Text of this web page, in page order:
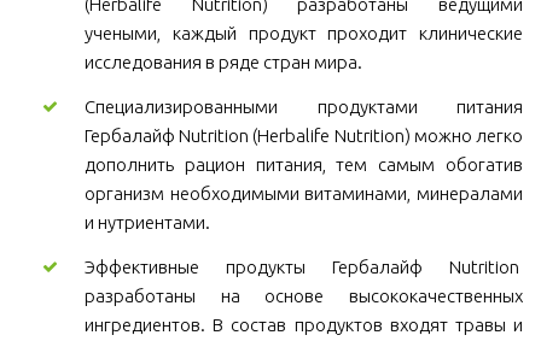
учеными, каждый продукт проходит клинические
исследования в ряде стран мира.
Специализированными продуктами питания
Гербалайф Nutrition (Herbalife Nutrition) можно легко
дополнить рацион питания, тем самым обогатив
организм необходимыми витаминами, минералами
и нутриентами.
Эффективные продукты Гербалайф Nutrition
разработаны на основе высококачественных
ингредиентов. В состав продуктов входят травы и